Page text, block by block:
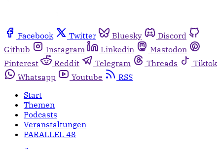
Facebook Twitter Bluesky
Discord
Github
Instagram Linkedin
Mastodon
Pinterest
Reddit Telegram Threads
Tiktok
Whatsapp
Youtube
RSS
Start
Themen
Podcasts
Veranstaltungen
PARALLEL 48